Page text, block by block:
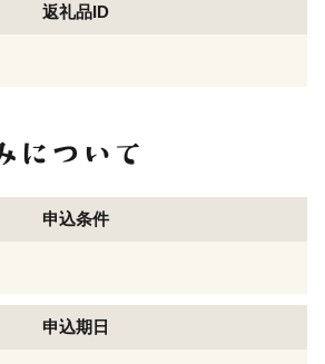
返礼品ID
申込条件
申込期日